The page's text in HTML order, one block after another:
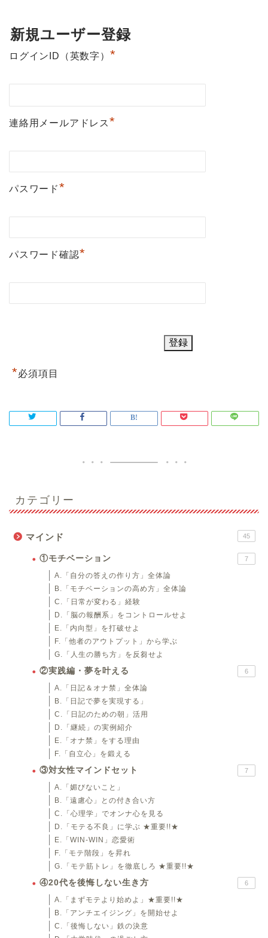
新規ユーザー登録
ログインID（英数字） *
連絡用メールアドレス*
パスワード*
パスワード確認*
*必須項目
カテゴリー
マインド 45
①モチベーション 7
A.「自分の答えの作り方」全体論
B.「モチベーションの高め方」全体論
C.「日常が変わる」経験
D.「脳の報酬系」をコントロールせよ
E.「内向型」を打破せよ
F.「他者のアウトプット」から学ぶ
G.「人生の勝ち方」を反芻せよ
②実践編・夢を叶える 6
A.「日記＆オナ禁」全体論
B.「日記で夢を実現する」
C.「日記のための朝」活用
D.「継続」の実例紹介
E.「オナ禁」をする理由
F.「自立心」を鍛える
③対女性マインドセット 7
A.「媚びないこと」
B.「遠慮心」との付き合い方
C.「心理学」でオンナ心を見る
D.「モテる不良」に学ぶ ★重要!!★
E.「WIN-WIN」恋愛術
F.「モテ階段」を昇れ
G.「モテ筋トレ」を徹底しろ ★重要!!★
④20代を後悔しない生き方 6
A.「まずモテより始めよ」★重要!!★
B.「アンチエイジング」を開始せよ
C.「後悔しない」鉄の決意